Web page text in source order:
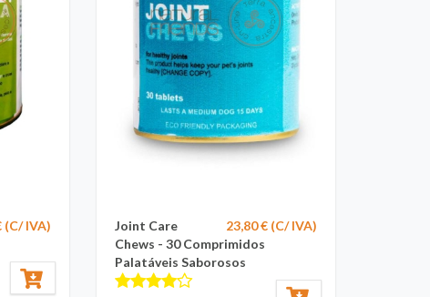
(C/ IVA) 23,80 € (C/ IVA)
Joint Care
Chews - 30 Comprimidos
Palatáveis Saborosos